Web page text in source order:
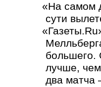
«На самом
сути
«
большего.
лучше, чем
два матча